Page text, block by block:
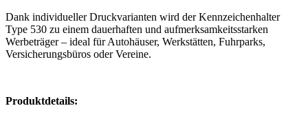
Dank individueller Druckvarianten wird der Kennzeichenhalter
Type 530 zu einem dauerhaften und aufmerksamkeitsstarken
Werbeträger – ideal für Autohäuser, Werkstätten, Fuhrparks,
Versicherungsbüros oder Vereine.
Produktdetails: